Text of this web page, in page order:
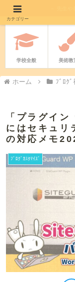
－ 先生
学校全般 美術教
ホーム ﾌﾞﾛｸ
「プラグイ
にはセキュリ
の対応メモ
ﾌﾞﾛｸﾞｶｽﾀﾏｲｽﾞ
カテゴリー